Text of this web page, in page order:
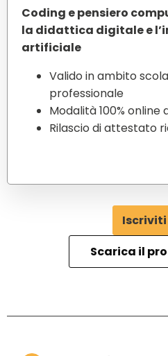
Coding e pensiero
la didattica digitale e
artificiale
Valido in ambito
professionale
Modalità 100% online
Rilascio di attestato
Scarica il